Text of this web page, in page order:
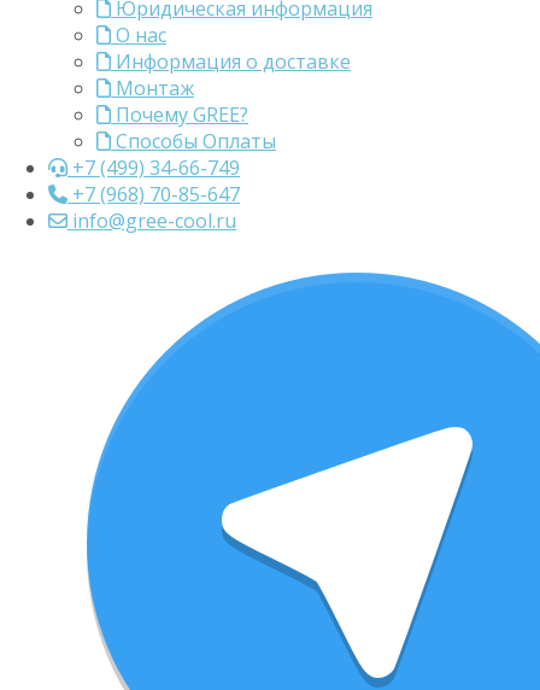
Юридическая информация
О нас
Информация о доставке
Монтаж
Почему GREE?
Способы Оплаты
+7 (499) 34-66-749
+7 (968) 70-85-647
info@gree-cool.ru